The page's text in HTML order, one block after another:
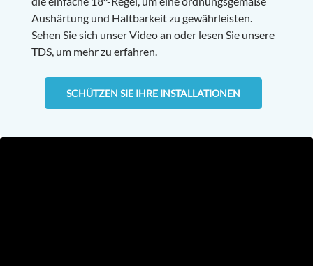
Aushärtung und Haltbarkeit zu gewährleisten.
Sehen Sie sich unser Video an oder lesen Sie unsere
TDS, um mehr zu erfahren.
SCHÜTZEN SIE IHRE INSTALLATIONEN